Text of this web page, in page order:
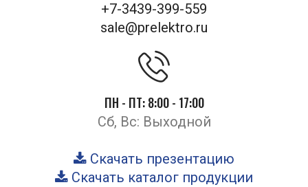
+7-3439-399-559
sale@prelektro.ru
ПН - ПТ: 8:00 - 17:00
Сб, Вс: Выходной
Скачать презентацию
Скачать каталог продукции